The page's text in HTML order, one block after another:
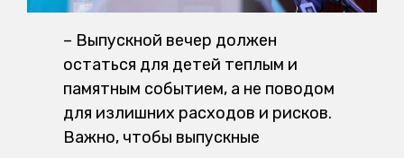
– Выпускной вечер должен
остаться для детей теплым и
памятным событием, а не поводом
для излишних расходов и рисков.
Важно, чтобы выпускные